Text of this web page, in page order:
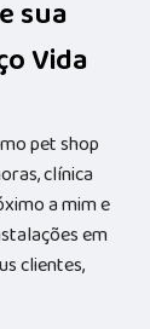
sua
Vida
pet shop
clínica
a mim e
em
clientes,